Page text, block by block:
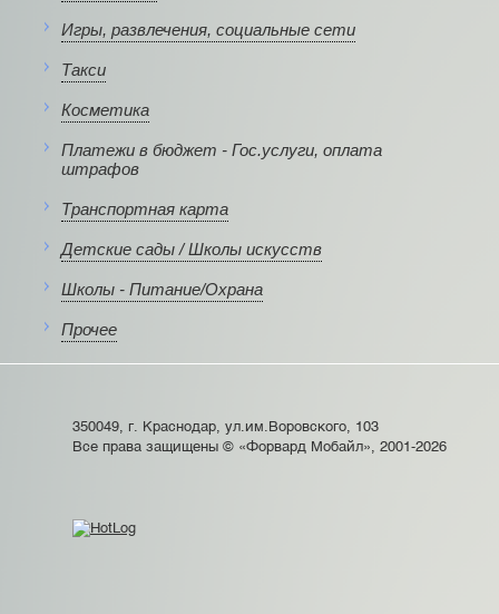
Игры, развлечения, социальные сети
Такси
Косметика
Платежи в бюджет - Гос.услуги, оплата
штрафов
Транспортная карта
Детские сады / Школы искусств
Школы - Питание/Охрана
Прочее
350049, г. Краснодар, ул.им.Воровского, 103
Все права защищены © «Форвард Мобайл», 2001-2026